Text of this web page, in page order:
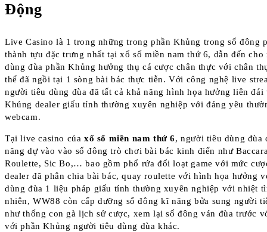
Động
Live Casino là 1 trong những trong phần Khủng trong số đông
thành tựu đặc trưng nhất tại xổ số miền nam thứ 6, dẫn đến
dùng đùa phần Khủng hưởng thụ cá cược chân thực với chân
thể đã ngồi tại 1 sòng bài bác thực tiễn. Với công nghệ live
người tiêu dùng đùa đã tất cả khả năng hình họa hưởng liên đái
Khủng dealer giấu tính thường xuyên nghiệp với đáng yêu
webcam.
Tại live casino của xổ số miền nam thứ 6, người tiêu dùng đùa
năng dự vào vào số đông trò chơi bài bác kinh điển như
Roulette, Sic Bo,… bao gồm phổ rứa đổi loạt game với mức
dealer đã phân chia bài bác, quay roulette với hình họa hưởng
dùng đùa 1 liệu pháp giấu tính thường xuyên nghiệp với nhiệt
nhiên, WW88 còn cấp dưỡng số đông kĩ năng bửa sung người
như thống con gà lịch sử cược, xem lại số đông ván đùa trước
với phần Khủng người tiêu dùng đùa khác.